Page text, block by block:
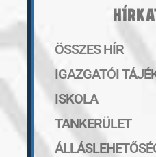
ÖSSZES HÍR
IGAZGATÓI
ISKOLA
TANKERÜLET